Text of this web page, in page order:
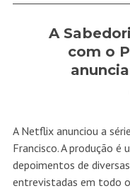
A
com o
A Netflix anunciou a
Francisco. A produção
depoimentos de
entrevistadas em todo